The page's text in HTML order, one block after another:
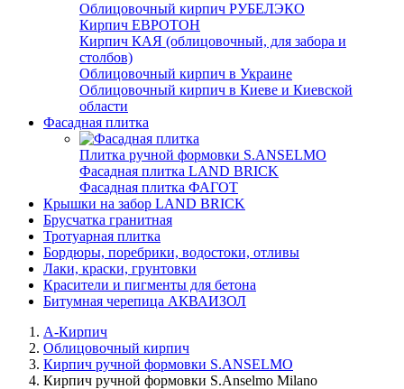
Облицовочный кирпич РУБЕЛЭКО
Кирпич ЕВРОТОН
Кирпич КАЯ (облицовочный, для забора и
столбов)
Облицовочный кирпич в Украине
Облицовочный кирпич в Киеве и Киевской
области
Фасадная плитка
Плитка ручной формовки S.ANSELMO
Фасадная плитка LAND BRICK
Фасадная плитка ФАГОТ
Крышки на забор LAND BRICK
Брусчатка гранитная
Тротуарная плитка
Бордюры, поребрики, водостоки, отливы
Лаки, краски, грунтовки
Красители и пигменты для бетона
Битумная черепица АКВАИЗОЛ
А-Кирпич
Облицовочный кирпич
Кирпич ручной формовки S.ANSELMO
Кирпич ручной формовки S.Anselmo Milano